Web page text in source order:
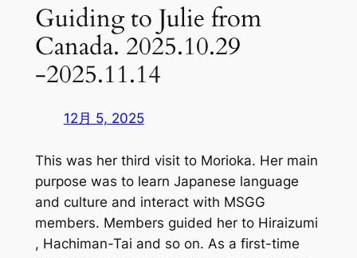
Guiding to Julie from
Canada. 2025.10.29
-2025.11.14
12月 5, 2025
This was her third visit to Morioka. Her main
purpose was to learn Japanese language
and culture and interact with MSGG
members. Members guided her to Hiraizumi
, Hachiman-Tai and so on. As a first-time